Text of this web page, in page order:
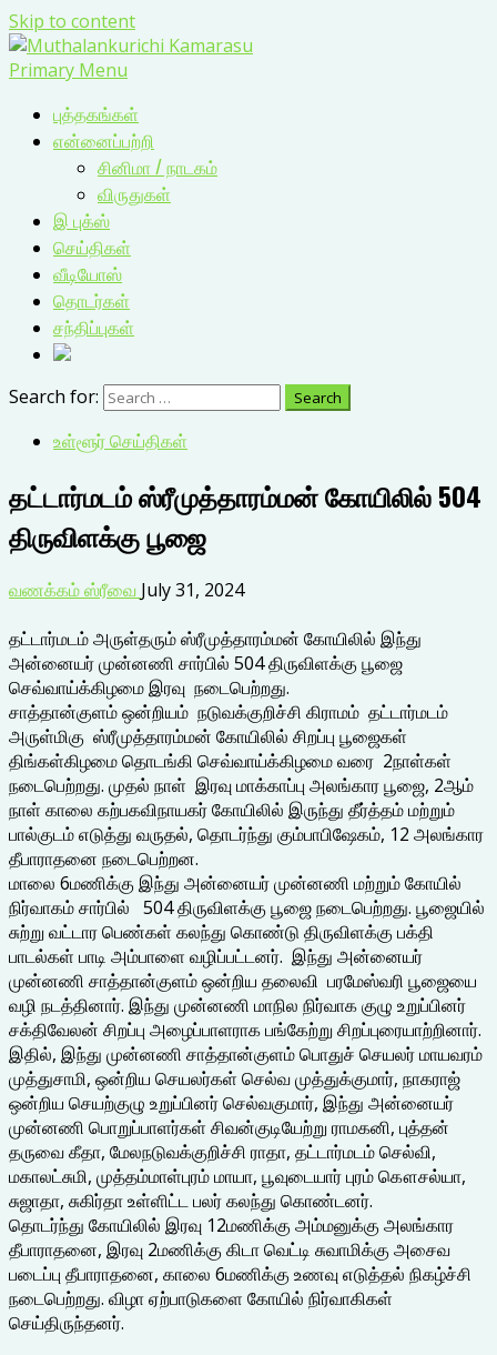
Skip to content
Primary Menu
புத்தகங்கள்
என்னைப்பற்றி
சினிமா / நாடகம்
விருதுகள்
இ புக்ஸ்
செய்திகள்
வீடியோஸ்
தொடர்கள்
சந்திப்புகள்
Search for:
உள்ளூர் செய்திகள்
தட்டார்மடம் ஸ்ரீமுத்தாரம்மன் கோயிலில் 504
திருவிளக்கு பூஜை
வணக்கம் ஸ்ரீவை July 31, 2024
தட்டார்மடம் அருள்தரும் ஸ்ரீமுத்தாரம்மன் கோயிலில் இந்து
அன்னையர் முன்னணி சார்பில் 504 திருவிளக்கு பூஜை
செவ்வாய்க்கிழமை இரவு நடைபெற்றது.
சாத்தான்குளம் ஒன்றியம் நடுவக்குறிச்சி கிராமம் தட்டார்மடம்
அருள்மிகு ஸ்ரீமுத்தாரம்மன் கோயிலில் சிறப்பு பூஜைகள்
திங்கள்கிழமை தொடங்கி செவ்வாய்க்கிழமை வரை 2நாள்கள்
நடைபெற்றது. முதல் நாள் இரவு மாக்காப்பு அலங்கார பூஜை, 2ஆம்
நாள் காலை கற்பகவிநாயகர் கோயிலில் இருந்து தீர்த்தம் மற்றும்
பால்குடம் எடுத்து வருதல், தொடர்ந்து கும்பாபிஷேகம், 12 அலங்கார
தீபாராதனை நடைபெற்றன.
மாலை 6மணிக்கு இந்து அன்னையர் முன்னணி மற்றும் கோயில்
நிர்வாகம் சார்பில் 504 திருவிளக்கு பூஜை நடைபெற்றது. பூஜையில்
சுற்று வட்டார பெண்கள் கலந்து கொண்டு திருவிளக்கு பக்தி
பாடல்கள் பாடி அம்பாளை வழிப்பட்டனர். இந்து அன்னையர்
முன்னணி சாத்தான்குளம் ஒன்றிய தலைவி பரமேஸ்வரி பூஜையை
வழி நடத்தினார். இந்து முன்னணி மாநில நிர்வாக குழு உறுப்பினர்
சக்திவேலன் சிறப்பு அழைப்பாளராக பங்கேற்று சிறப்புரையாற்றினார்.
இதில், இந்து முன்னணி சாத்தான்குளம் பொதுச் செயலர் மாயவரம்
முத்துசாமி, ஒன்றிய செயலர்கள் செல்வ முத்துக்குமார், நாகராஜ்
ஒன்றிய செயற்குழு உறுப்பினர் செல்வகுமார், இந்து அன்னையர்
முன்னணி பொறுப்பாளர்கள் சிவன்குடியேற்று ராமகனி, புத்தன்
தருவை கீதா, மேலநடுவக்குறிச்சி ராதா, தட்டார்மடம் செல்வி,
மகாலட்சுமி, முத்தம்மாள்புரம் மாயா, பூவுடையார் புரம் கௌசல்யா,
சுஜாதா, சுகிர்தா உள்ளிட்ட பலர் கலந்து கொண்டனர்.
தொடர்ந்து கோயிலில் இரவு 12மணிக்கு அம்மனுக்கு அலங்கார
தீபாராதனை, இரவு 2மணிக்கு கிடா வெட்டி சுவாமிக்கு அசைவ
படைப்பு தீபாராதனை, காலை 6மணிக்கு உணவு எடுத்தல் நிகழ்ச்சி
நடைபெற்றது. விழா ஏற்பாடுகளை கோயில் நிர்வாகிகள்
செய்திருந்தனர்.